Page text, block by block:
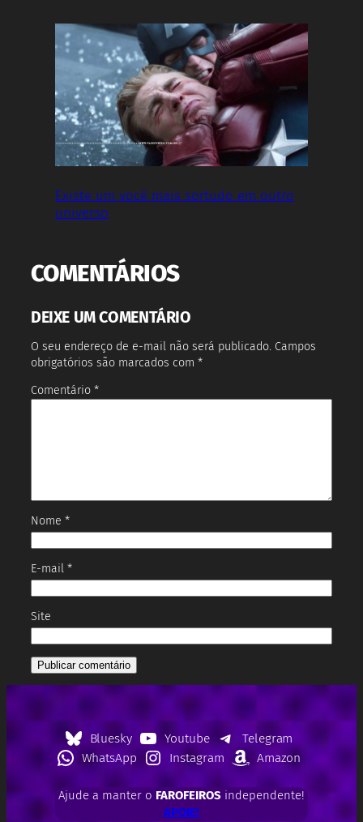
Existe um você mais sortudo em outro
universo
COMENTÁRIOS
DEIXE UM COMENTÁRIO
O seu endereço de e-mail não será publicado. Campos
obrigatórios são marcados com *
Comentário *
Nome *
E-mail *
Site
Bluesky Youtube
Telegram
WhatsApp
Instagram Amazon
Ajude a manter o FAROFEIROSindependente!
APOIE!